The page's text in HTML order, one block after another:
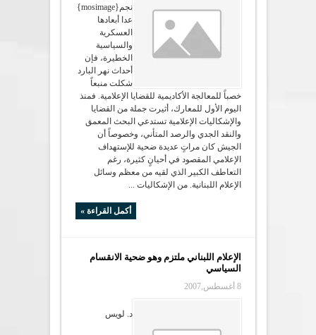
نجم{mosimage}
عدا أبعادها
العسكرية
والسياسية
الخطيرة، فإن
أحداث نهر البارد
شكلت منبعاً
خصباً للمعالجة الأكاديمية للقضايا الإعلامية. فمنذ
اليوم الأول للمعارك، أثيرت جملة من القضايا
والإشكاليات الإعلامية تستدعي البحث المعمق
والنقد الجدي والرصد المتأني، وخصوصاً أن
الجيش كان مراتٍ عديدة ضحية للإستهداف
الإعلامي المقصود في أحيانٍ كثيرة، رغم
التعاطف الكبير الذي لقيه من معظم وسائل
الإعلام اللبنانية. من الإشكاليات ...
أكمل القراءة »
الإعلام اللبناني ملتزم وهو ضحية الانقسام
السياسي
8 أغسطس,2007
د. لويس